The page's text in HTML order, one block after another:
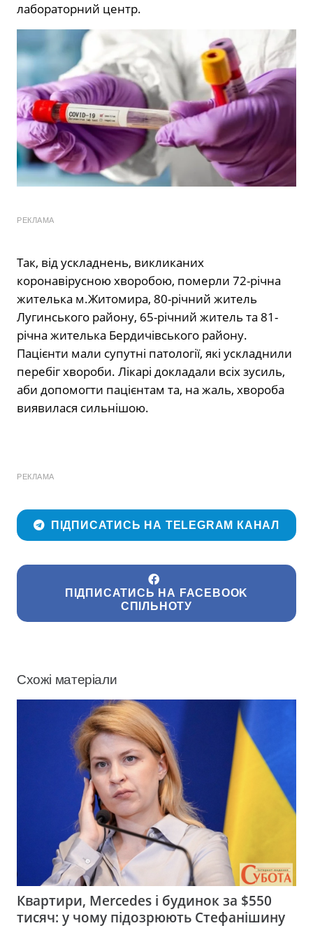
лабораторний центр.
РЕКЛАМА
Так, від ускладнень, викликаних
коронавірусною хворобою, померли 72-річна
жителька м.Житомира, 80-річний житель
Лугинського району, 65-річний житель та 81-
річна жителька Бердичівського району.
Пацієнти мали супутні патології, які ускладнили
перебіг хвороби. Лікарі докладали всіх зусиль,
аби допомогти пацієнтам та, на жаль, хвороба
виявилася сильнішою.
РЕКЛАМА
ПІДПИСАТИСЬ НА TELEGRAM КАНАЛ
ПІДПИСАТИСЬ НА FACEBOOK
СПІЛЬНОТУ
Схожі матеріали
Квартири, Mercedes і будинок за $550
тисяч: у чому підозрюють Стефанішину